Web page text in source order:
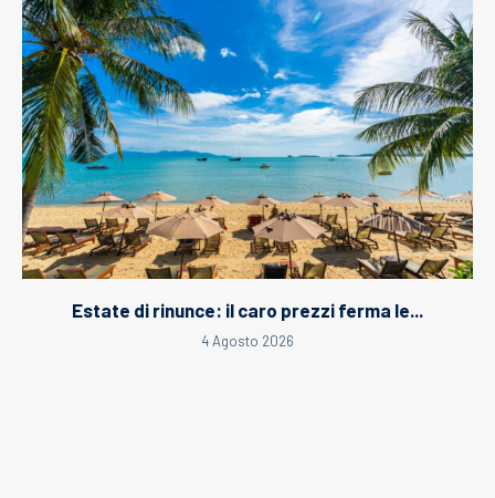
Estate di rinunce: il caro prezzi ferma le...
4 Agosto 2026